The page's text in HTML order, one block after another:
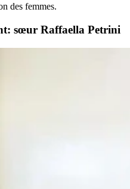
des femmes.
sœur Raffaella Petrini